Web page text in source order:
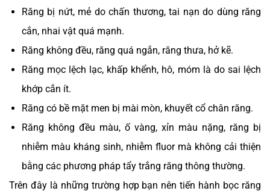
Răng bị nứt, mẻ do chấn thương, tai nạn do dùng răng
cắn, nhai vật quá mạnh.
Răng không đều, răng quá ngắn, răng thưa, hở kẽ.
Răng mọc lệch lạc, khấp khểnh, hô, móm là do sai lệch
khớp cắn ít.
Răng có bề mặt men bị mài mòn, khuyết cổ chân răng.
Răng không đều màu, ố vàng, xỉn màu nặng, răng bị
nhiễm màu kháng sinh, nhiễm fluor mà không cải thiện
bằng các phương pháp tẩy trắng răng thông thường.
Trên đây là những trường hợp bạn nên tiến hành bọc răng